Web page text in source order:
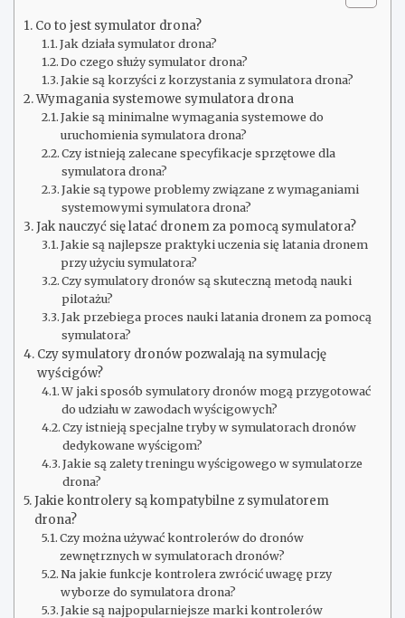
Co to jest symulator drona?
Jak działa symulator drona?
Do czego służy symulator drona?
Jakie są korzyści z korzystania z symulatora drona?
Wymagania systemowe symulatora drona
Jakie są minimalne wymagania systemowe do
uruchomienia symulatora drona?
Czy istnieją zalecane specyfikacje sprzętowe dla
symulatora drona?
Jakie są typowe problemy związane z wymaganiami
systemowymi symulatora drona?
Jak nauczyć się latać dronem za pomocą symulatora?
Jakie są najlepsze praktyki uczenia się latania dronem
przy użyciu symulatora?
Czy symulatory dronów są skuteczną metodą nauki
pilotażu?
Jak przebiega proces nauki latania dronem za pomocą
symulatora?
Czy symulatory dronów pozwalają na symulację
wyścigów?
W jaki sposób symulatory dronów mogą przygotować
do udziału w zawodach wyścigowych?
Czy istnieją specjalne tryby w symulatorach dronów
dedykowane wyścigom?
Jakie są zalety treningu wyścigowego w symulatorze
drona?
Jakie kontrolery są kompatybilne z symulatorem
drona?
Czy można używać kontrolerów do dronów
zewnętrznych w symulatorach dronów?
Na jakie funkcje kontrolera zwrócić uwagę przy
wyborze do symulatora drona?
Jakie są najpopularniejsze marki kontrolerów